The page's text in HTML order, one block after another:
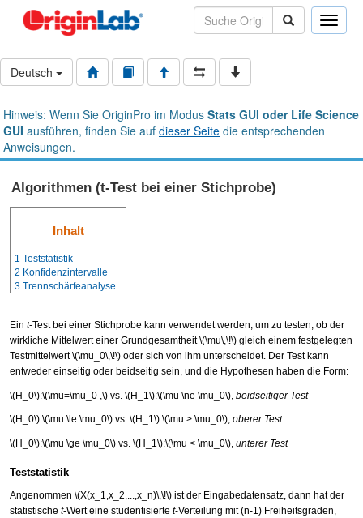
Toggle
Deutsch
Hinweis: Wenn Sie OriginPro im Modus Stats GUI oder Life Science
GUI ausführen, finden Sie auf dieser Seite die entsprechenden
Anweisungen.
Algorithmen (t-Test bei einer Stichprobe)
Inhalt
1 Teststatistik
2 Konfidenzintervalle
3 Trennschärfeanalyse
Ein t-Test bei einer Stichprobe kann verwendet werden, um zu testen, ob der
wirkliche Mittelwert einer Grundgesamtheit\(\mu\,\!\) gleich einem festgelegten
Testmittelwert\(\mu_0\,\!\) oder sich von ihm unterscheidet. Der Test kann
entweder einseitig oder beidseitig sein, und die Hypothesen haben die Form:
\(H_0\):\(\mu=\mu_0 ,\) vs. \(H_1\):\(\mu \ne \mu_0\) beidseitiger Test
\(H_0\):\(\mu \le \mu_0\) vs. \(H_1\):\(\mu > \mu_0\), oberer Test
\(H_0\):\(\mu \ge \mu_0\) vs. \(H_1\):\(\mu < \mu_0\), unterer Test
Teststatistik
Angenommen \(X(x_1,x_2,...,x_n)\,\!\) ist der Eingabedatensatz, dann hat der
statistische t-Wert eine studentisierte t-Verteilung mit (n-1) Freiheitsgraden,